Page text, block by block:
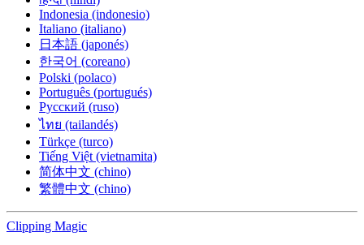
Indonesia (indonesio)
Italiano (italiano)
日本語 (japonés)
한국어 (coreano)
Polski (polaco)
Português (portugués)
Русский (ruso)
ไทย (tailandés)
Türkçe (turco)
Tiếng Việt (vietnamita)
简体中文 (chino)
繁體中文 (chino)
Clipping Magic